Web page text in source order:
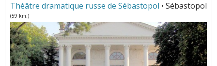
Théâtre dramatique russe de Sébastopol • Sébastopol
(59 km.)